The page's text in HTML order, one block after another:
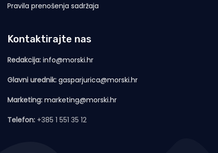
Pravila prenošenja sadržaja
Kontaktirajte nas
Redakcija: info@morski.hr
Glavni urednik: gasparjurica@morski.hr
Marketing: marketing@morski.hr
Telefon: +385 1 551 35 12